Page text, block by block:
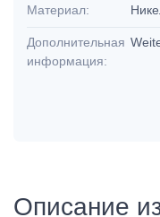
Материал:
Дополнительная
информация:
Описание